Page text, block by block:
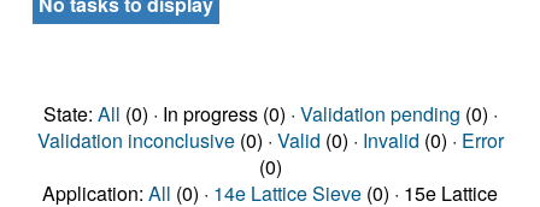
State: All (0) · In progress (0) · Validation pending (0) ·
Validation inconclusive(0) · Valid (0) · Invalid (0) · Error
(0)
Application: All (0) · 14e Lattice Sieve (0) · 15e Lattice